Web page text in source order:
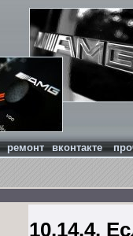
ремонт вконтакте
10.14.4.